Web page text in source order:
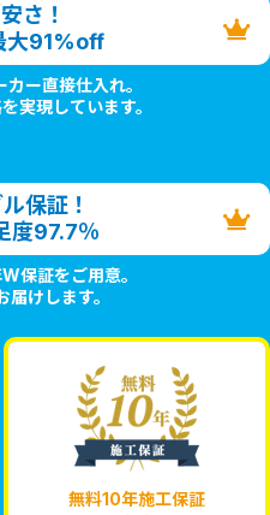
さ！
大91%off
ー直接仕入れ。
実現しています。
保証！
度97.7％
保証をご用意。
けします。
無料10年施工保証